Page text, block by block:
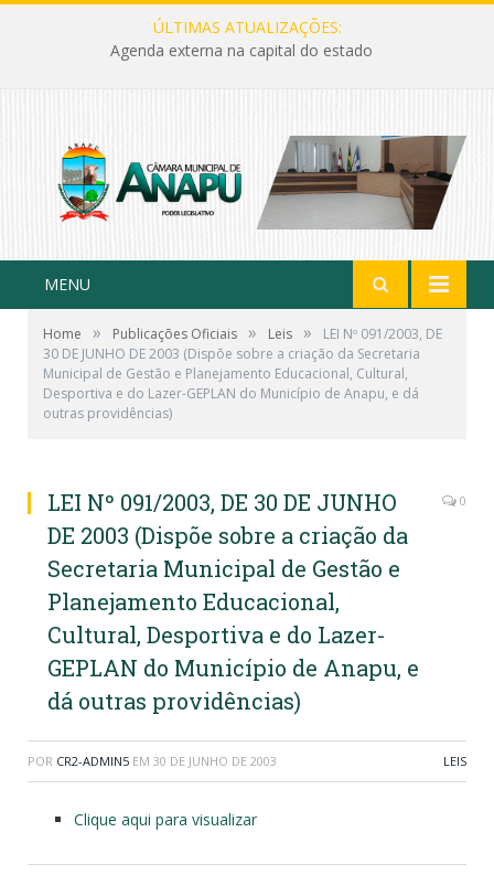
ÚLTIMAS ATUALIZAÇÕES:
Agenda externa na capital do estado
MENU
Home » Publicações Oficiais » Leis »
LEI Nº 091/2003, DE
30 DE JUNHO DE 2003 (Dispõe sobre a criação da Secretaria
Municipal de Gestão e Planejamento Educacional, Cultural,
Desportiva e do Lazer-GEPLAN do Município de Anapu, e dá
outras providências)
LEI Nº 091/2003, DE 30 DE JUNHO
DE 2003 (Dispõe sobre a criação da
Secretaria Municipal de Gestão e
Planejamento Educacional,
Cultural, Desportiva e do Lazer-
GEPLAN do Município de Anapu, e
dá outras providências)
0
POR CR2-ADMIN5 EM 30 DE JUNHO DE 2003 LEIS
Clique aqui para visualizar